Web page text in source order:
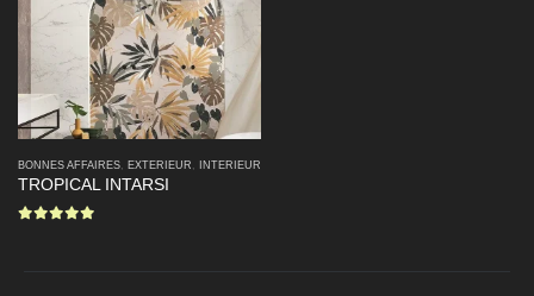
BONNES AFFAIRES EXTERIEUR INTERIEUR
TROPICAL INTARSI